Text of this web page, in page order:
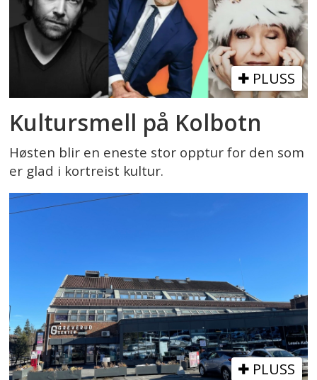
PLUSS
Kultursmell på Kolbotn
Høsten blir en eneste stor opptur for den som
er glad i kortreist kultur.
PLUSS